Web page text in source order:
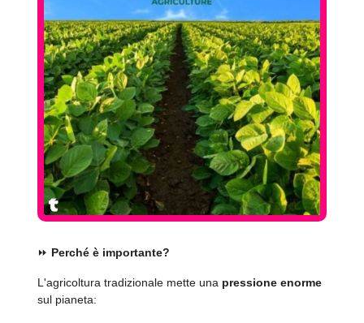
⏩️ Perché è importante?
L'agricoltura tradizionale mette una pressione enorme
sul pianeta: